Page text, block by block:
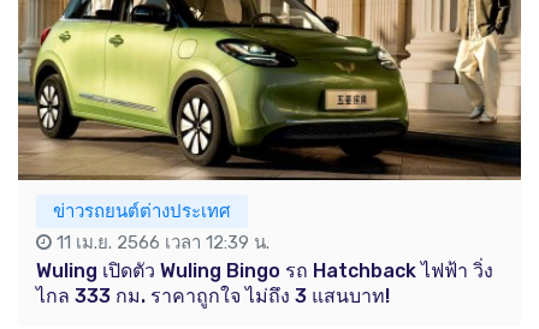
ข่าวรถยนต์ต่างประเทศ
11 เม.ย. 2566 เวลา 12:39 น.
Wuling เปิดตัว Wuling Bingo รถ Hatchback ไฟฟ้า วิ่ง
ไกล 333 กม. ราคาถูกใจ ไม่ถึง 3 แสนบาท!